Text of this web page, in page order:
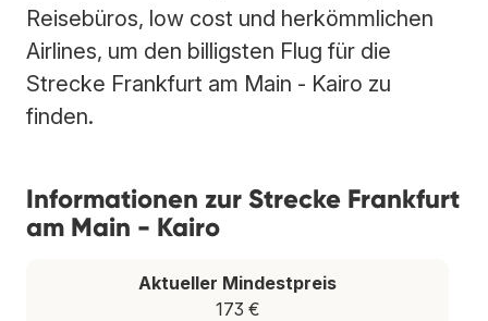
Reisebüros, low cost und herkömmlichen
Airlines, um den billigsten Flug für die
Strecke Frankfurt am Main - Kairo zu
finden.
Informationen zur Strecke Frankfurt
am Main - Kairo
Aktueller Mindestpreis
173 €